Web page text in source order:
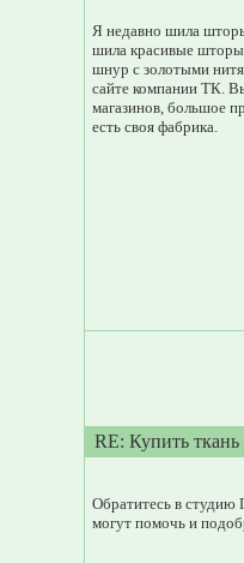
Я недавно шила
шила красивые шторы
шнур с золотыми
сайте компании ТК.
магазинов, большое
есть своя фабрика.
RE: Купить
Обратитесь в
могут помочь и